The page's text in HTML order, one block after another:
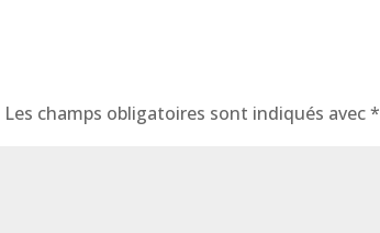
Les champs obligatoires sont indiqués avec*